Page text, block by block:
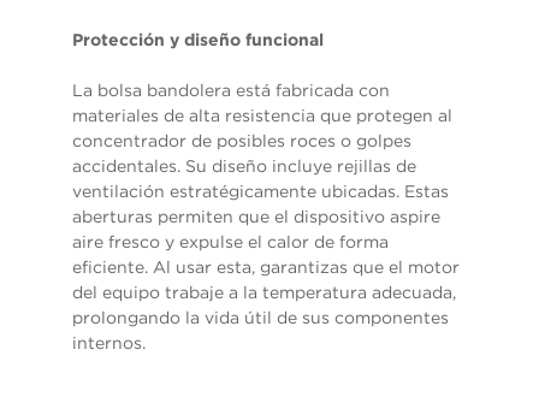
Protección y diseño funcional
La bolsa bandolera está fabricada con
materiales de alta resistencia que protegen al
concentrador de posibles roces o golpes
accidentales. Su diseño incluye rejillas de
ventilación estratégicamente ubicadas. Estas
aberturas permiten que el dispositivo aspire
aire fresco y expulse el calor de forma
eficiente. Al usar esta, garantizas que el motor
del equipo trabaje a la temperatura adecuada,
prolongando la vida útil de sus componentes
internos.